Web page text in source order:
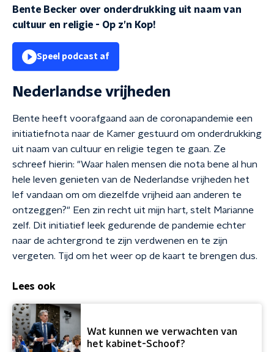
Bente Becker over onderdrukking uit naam van
cultuur en religie - Op z’n Kop!
Speel podcast af
Nederlandse vrijheden
Bente heeft voorafgaand aan de coronapandemie een
initiatiefnota naar de Kamer gestuurd om onderdrukking
uit naam van cultuur en religie tegen te gaan. Ze
schreef hierin: "Waar halen mensen die nota bene al hun
hele leven genieten van de Nederlandse vrijheden het
lef vandaan om om diezelfde vrijheid aan anderen te
ontzeggen?" Een zin recht uit mijn hart, stelt Marianne
zelf. Dit initiatief leek gedurende de pandemie echter
naar de achtergrond te zijn verdwenen en te zijn
vergeten. Tijd om het weer op de kaart te brengen dus.
Lees ook
Wat kunnen we verwachten van
het kabinet-Schoof?